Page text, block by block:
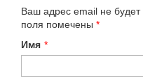
Ваш адрес email не будет
поля помечены *
Имя *